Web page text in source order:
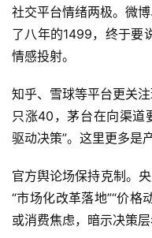
实
干
群
运
营
录
经
验
教
社交平台情绪两极。微
了八年的1499，终于要
情感投射。
知乎、雪球等平台更关
只涨40，茅台在向渠道
驱动决策”。这里更多是
官方舆论场保持克制。
“市场化改革落地”“价格
或消费焦虑，暗示决策